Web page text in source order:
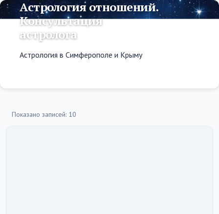
Астрология отношений.
Консультация
астролога
Астрология в Симферополе и Крыму
Показано записей: 10